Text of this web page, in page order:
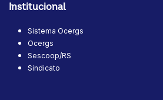
Institucional
Sistema Ocergs
Ocergs
Sescoop/RS
Sindicato